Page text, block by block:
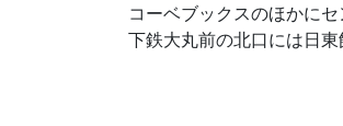
コーベブックスのほかに
下鉄大丸前の北口には日東